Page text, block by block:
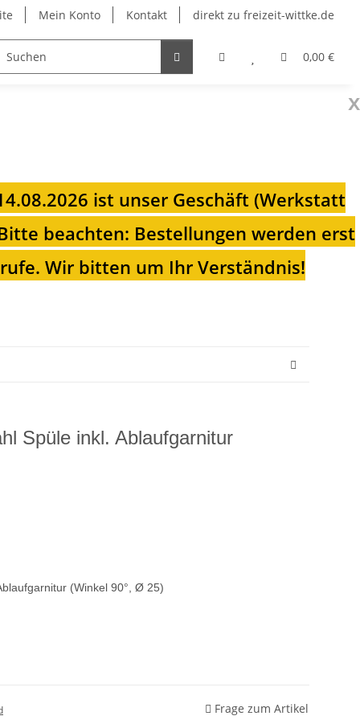
Mein Konto Kontakt direkt zu freizeit-wittke.de
0,00 €
Heizungen für Ihren
x
ist unser Geschäft (Werkstatt
beachten: Bestellungen werden erst
Wir bitten um Ihr Verständnis!
Spüle inkl. Ablaufgarnitur
(Winkel 90°, Ø 25)
Frage zum Artikel